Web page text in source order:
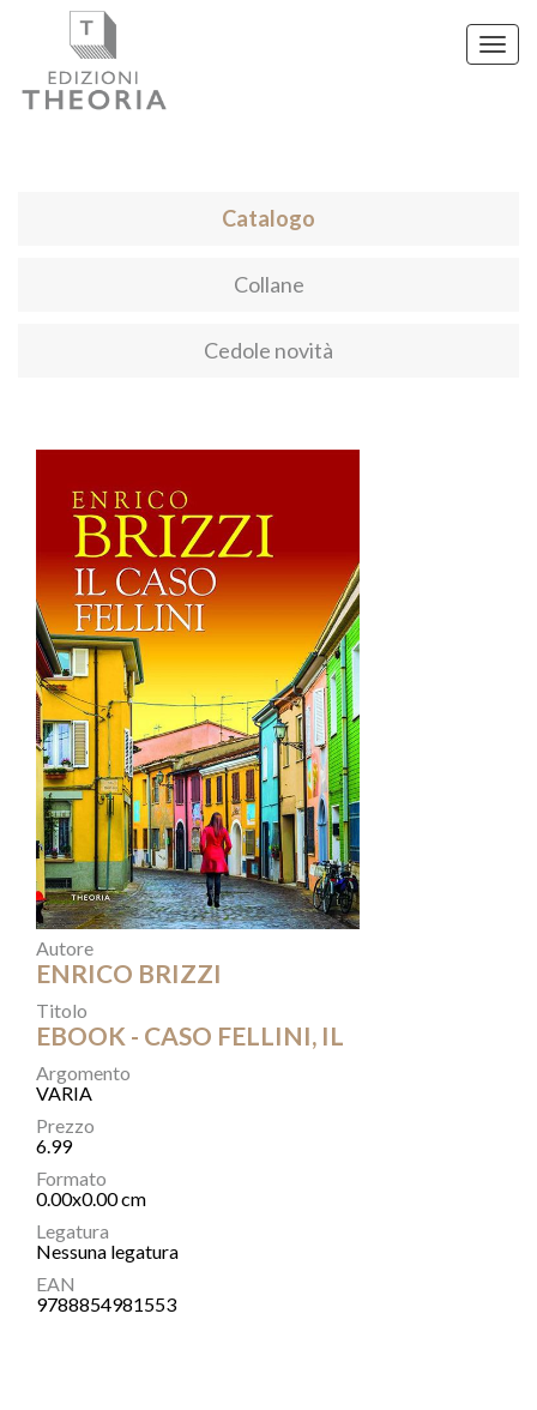
Catalogo
Collane
Cedole novità
Autore
ENRICO BRIZZI
Titolo
EBOOK - CASO FELLINI, IL
Argomento
VARIA
Prezzo
6.99
Formato
0.00x0.00 cm
Legatura
Nessuna legatura
EAN
9788854981553